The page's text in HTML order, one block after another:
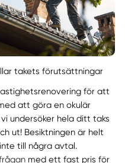
takets förutsättningar
för att
att göra en okulär
undersöker hela ditt taks
ut! Besiktningen är helt
till några avtal.
med ett fast pris för